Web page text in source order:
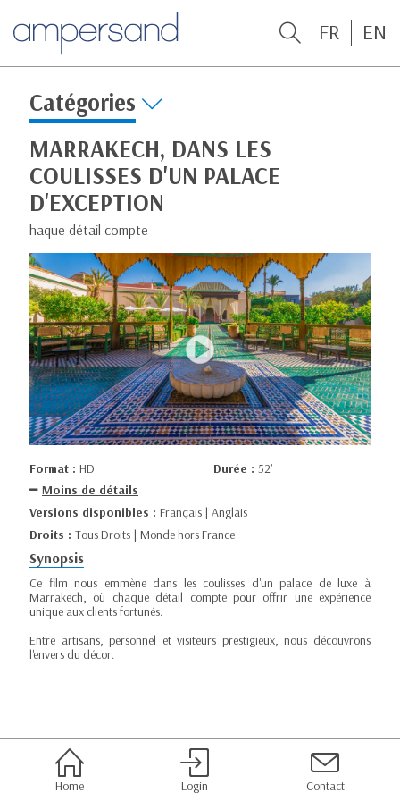
FR EN
Catégories
MARRAKECH, DANS LES
COULISSES D'UN PALACE
D'EXCEPTION
haque détail compte
Format : HD Durée : 52’
Moins de détails
Versions disponibles : Français | Anglais
Droits : Tous Droits | Monde hors France
Synopsis
Ce film nous emmène dans les coulisses d'un palace de luxe à
Marrakech, où chaque détail compte pour offrir une expérience
unique aux clients fortunés.
Entre artisans, personnel et visiteurs prestigieux, nous découvrons
l'envers du décor.
Home Login Contact